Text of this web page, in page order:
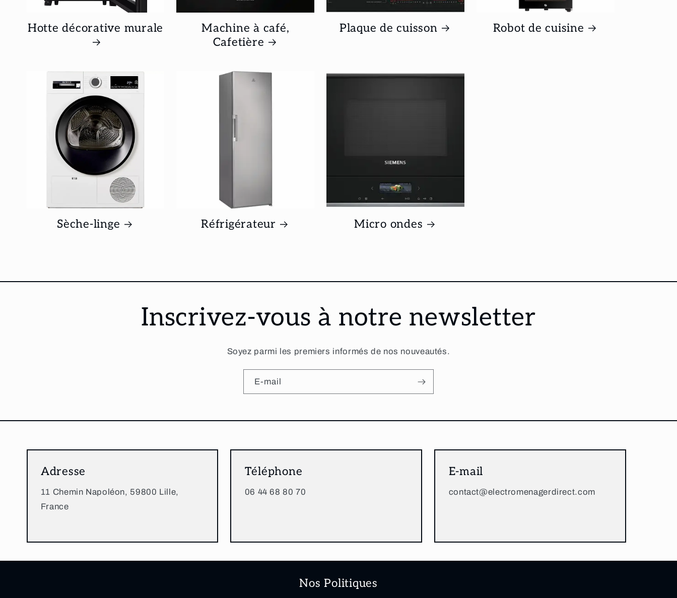
Hotte décorative murale
Machine à café,
Cafetière
Plaque de cuisson Robot de cuisine
Sèche-linge Réfrigérateur Micro ondes
Inscrivez-vous à notre newsletter
Soyez parmi les premiers informés de nos nouveautés.
E-mail
Adresse
11 Chemin Napoléon, 59800 Lille,
France
Téléphone
06 44 68 80 70
E-mail
contact@electromenagerdirect.com
Nos Politiques